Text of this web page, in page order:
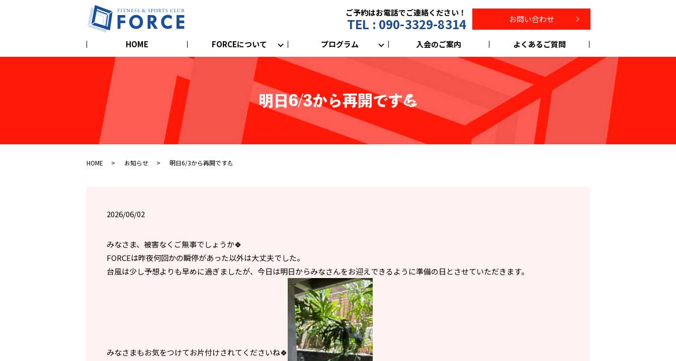
ご予約はお電話でご連絡ください！
TEL : 090-3329-8314 お問い合わせ
HOME FORCEについて プログラム 入会のご案内 よくあるご質問
明日6/3から再開です💪
HOME お知らせ 明日6/3から再開です💪
2026/06/02
みなさま、被害なくご無事でしょうか🍀
FORCEは昨夜何回かの瞬停があった以外は大丈夫でした。
台風は少し予想よりも早めに過ぎましたが、今日は明日からみなさんをお迎えできるように準備の日とさせていただきます。
みなさまもお気をつけてお片付けされてくださいね🍀